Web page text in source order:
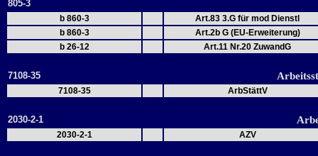
805-3
b 860-3
Art.83 3.G für mod Dienstl
b 860-3
Art.2b G (EU-Erweiterung)
b 26-12
Art.11 Nr.20 ZuwandG
7108-35
7108-35 ArbStättV
2030-2-1
2030-2-1 AZV